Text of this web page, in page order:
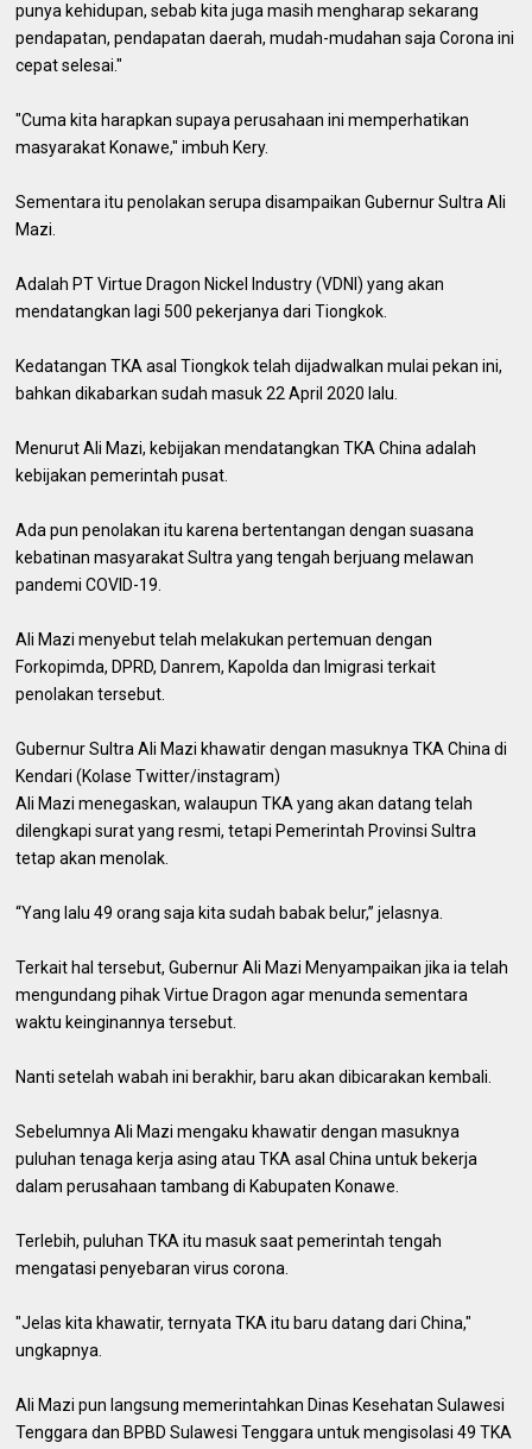
punya kehidupan, sebab kita juga masih mengharap sekarang
pendapatan, pendapatan daerah, mudah-mudahan saja Corona ini
cepat selesai."
"Cuma kita harapkan supaya perusahaan ini memperhatikan
masyarakat Konawe," imbuh Kery.
Sementara itu penolakan serupa disampaikan Gubernur Sultra Ali
Mazi.
Adalah PT Virtue Dragon Nickel Industry (VDNI) yang akan
mendatangkan lagi 500 pekerjanya dari Tiongkok.
Kedatangan TKA asal Tiongkok telah dijadwalkan mulai pekan ini,
bahkan dikabarkan sudah masuk 22 April 2020 lalu.
Menurut Ali Mazi, kebijakan mendatangkan TKA China adalah
kebijakan pemerintah pusat.
Ada pun penolakan itu karena bertentangan dengan suasana
kebatinan masyarakat Sultra yang tengah berjuang melawan
pandemi COVID-19.
Ali Mazi menyebut telah melakukan pertemuan dengan
Forkopimda, DPRD, Danrem, Kapolda dan Imigrasi terkait
penolakan tersebut.
Gubernur Sultra Ali Mazi khawatir dengan masuknya TKA China di
Kendari (Kolase Twitter/instagram)
Ali Mazi menegaskan, walaupun TKA yang akan datang telah
dilengkapi surat yang resmi, tetapi Pemerintah Provinsi Sultra
tetap akan menolak.
“Yang lalu 49 orang saja kita sudah babak belur,” jelasnya.
Terkait hal tersebut, Gubernur Ali Mazi Menyampaikan jika ia telah
mengundang pihak Virtue Dragon agar menunda sementara
waktu keinginannya tersebut.
Nanti setelah wabah ini berakhir, baru akan dibicarakan kembali.
Sebelumnya Ali Mazi mengaku khawatir dengan masuknya
puluhan tenaga kerja asing atau TKA asal China untuk bekerja
dalam perusahaan tambang di Kabupaten Konawe.
Terlebih, puluhan TKA itu masuk saat pemerintah tengah
mengatasi penyebaran virus corona.
"Jelas kita khawatir, ternyata TKA itu baru datang dari China,"
ungkapnya.
Ali Mazi pun langsung memerintahkan Dinas Kesehatan Sulawesi
Tenggara dan BPBD Sulawesi Tenggara untuk mengisolasi 49 TKA